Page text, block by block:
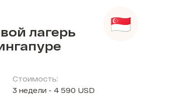
лагерь
Стоимость:
3 недели - 4 590 USD